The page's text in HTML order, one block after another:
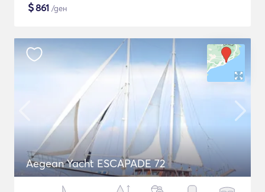
$861 /ден
Aegean Yacht ESCAPADE 72